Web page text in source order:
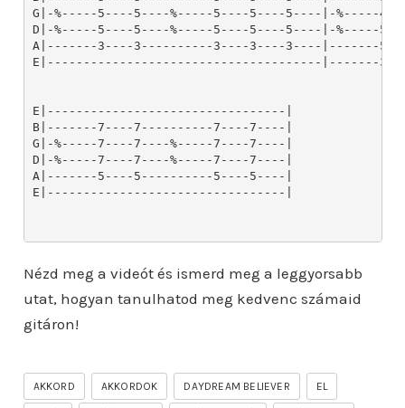
Nézd meg a videót és ismerd meg a leggyorsabb
utat, hogyan tanulhatod meg kedvenc számaid
gitáron!
AKKORD AKKORDOK DAYDREAM BELIEVER EL